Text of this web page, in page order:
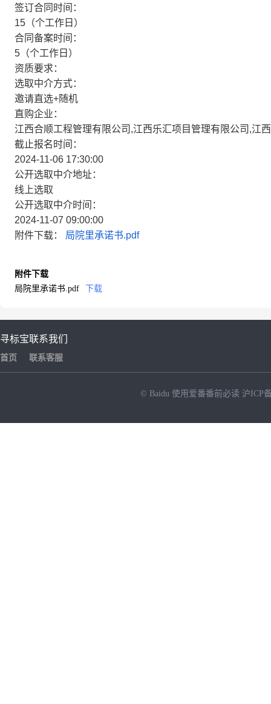
签订合同时间：
15（个工作日）
合同备案时间：
5（个工作日）
资质要求：
选取中介方式：
邀请直选+随机
直购企业：
江西合顺工程管理有限公司,江西乐汇项目管理有限公司,江
截止报名时间：
2024-11-06 17:30:00
公开选取中介地址：
线上选取
公开选取中介时间：
2024-11-07 09:00:00
附件下载： 局院里承诺书.pdf
附件下载
局院里承诺书.pdf
下载
寻标宝
首页
联系我们
联系客服
© Baidu 使用爱番番前必读 沪ICP